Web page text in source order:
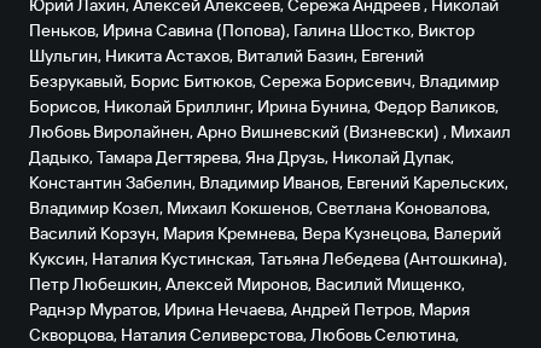
Юрий Лахин,Алексей Алексеев,Сережа Андреев, Николай
Пеньков, Ирина Савина (Попова), Галина Шостко, Виктор
Шульгин, Никита Астахов, Виталий Базин, Евгений
Безрукавый, Борис Битюков,Сережа Борисевич, Владимир
Борисов, Николай Бриллинг, Ирина Бунина,Федор Валиков,
Любовь Виролайнен,Арно Вишневский (Визневски) , Михаил
Дадыко,Тамара Дегтярева,Яна Друзь, Николай Дупак,
Константин Забелин, Владимир Иванов, Евгений Карельских,
Владимир Козел, Михаил Кокшенов,Светлана Коновалова,
Василий Корзун, Мария Кремнева, Вера Кузнецова, Валерий
Куксин, Наталия Кустинская,Татьяна Лебедева (Антошкина),
Петр Любешкин,Алексей Миронов, Василий Мищенко,
Раднэр Муратов, Ирина Нечаева,Андрей Петров, Мария
Скворцова, Наталия Селиверстова,Любовь Селютина,